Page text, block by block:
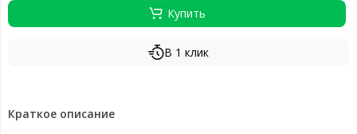
Купить
В 1 клик
Краткое описание